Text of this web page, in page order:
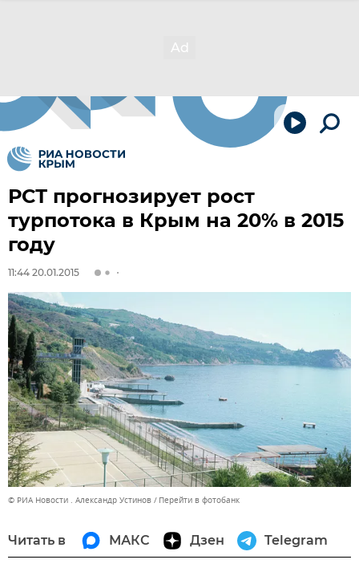
РСТ прогнозирует рост
турпотока в Крым на 20% в 2015
году
11:44 20.01.2015
© РИА Новости . Александр Устинов Перейти в фотобанк
Читать в МАКС Дзен Telegram